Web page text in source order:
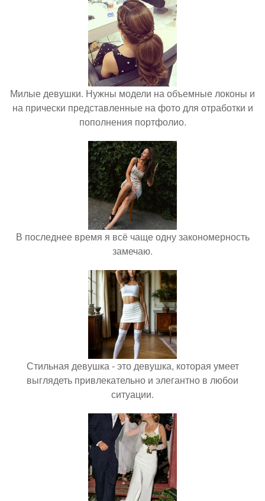
Милые девушки. Нужны модели на объемные локоны и
на прически представленные на фото для отработки и
пополнения портфолио.
В последнее время я всё чаще одну закономерность
замечаю.
Стильная девушка - это девушка, которая умеет
выглядеть привлекательно и элегантно в любои
ситуации.